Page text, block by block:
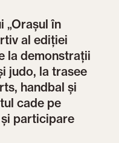
„Orașul în
al ediției
la demonstrații
judo, la trasee
handbal și
cade pe
participare